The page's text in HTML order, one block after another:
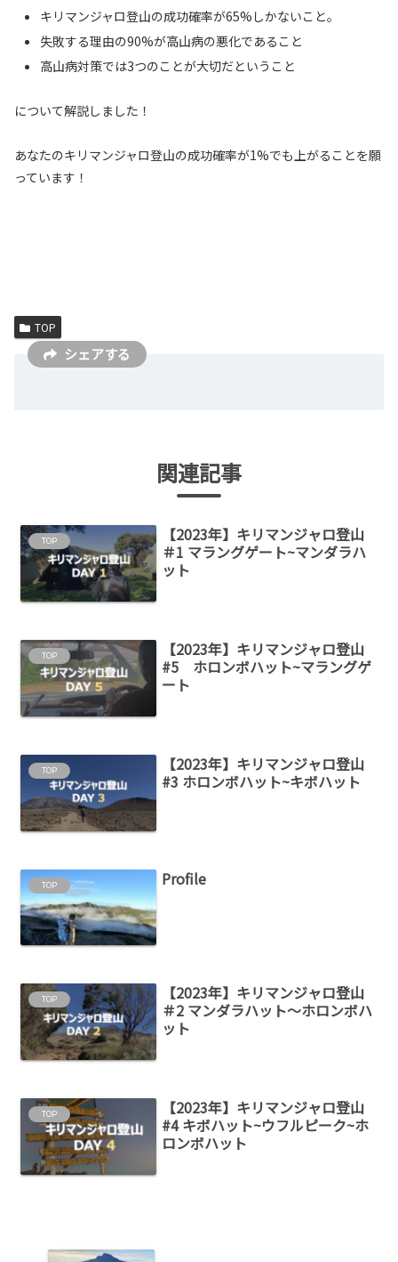
キリマンジャロ登山の成功確率が65%しかないこと。
失敗する理由の90%が高山病の悪化であること
高山病対策では3つのことが大切だということ
について解説しました！
あなたのキリマンジャロ登山の成功確率が1%でも上がることを願
っています！
TOP
シェアする
関連記事
TOP
【2023年】キリマンジャロ登山
＃1 マラングゲート~マンダラハ
ット
TOP
【2023年】キリマンジャロ登山
#5 ホロンボハット~マラングゲ
ート
TOP
【2023年】キリマンジャロ登山
#3 ホロンボハット~キボハット
TOP Profile
TOP
【2023年】キリマンジャロ登山
＃2 マンダラハット～ホロンボハ
ット
TOP
【2023年】キリマンジャロ登山
#4 キボハット~ウフルピーク~ホ
ロンボハット